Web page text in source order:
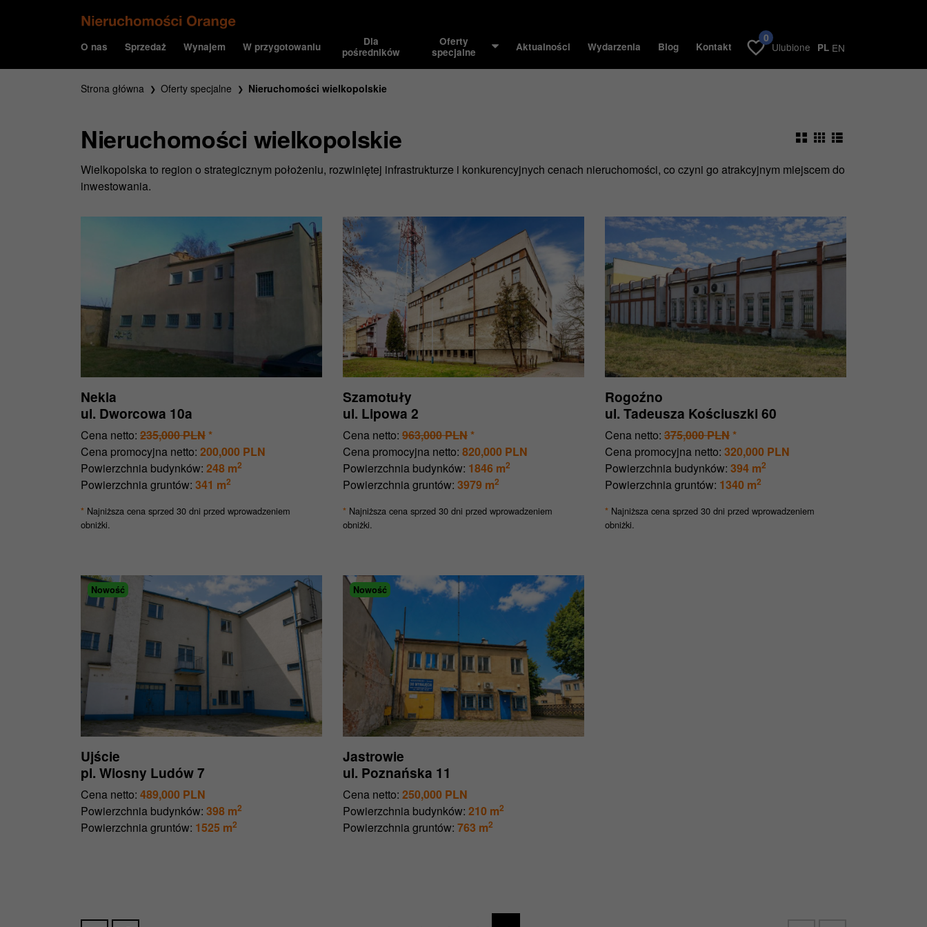
O nas Sprzedaż Wynajem W przygotowaniu
Dla
pośredników
Oferty
specjalne
Aktualności Wydarzenia Blog Kontakt
0
Ulubione PL EN
Strona główna Oferty specjalne Nieruchomości wielkopolskie
Nieruchomości wielkopolskie
Wielkopolska to region o strategicznym położeniu, rozwiniętej infrastrukturze i konkurencyjnych cenach nieruchomości, co czyni go atrakcyjnym miejscem do
inwestowania.
Nekla
ul. Dworcowa 10a
Cena netto: 235,000 PLN*
Cena promocyjna netto: 200,000 PLN
Powierzchnia budynków: 248 m2
Powierzchnia gruntów: 341 m2
* Najniższa cena sprzed 30 dni przed wprowadzeniem
obniżki.
Szamotuły
ul. Lipowa 2
Cena netto: 963,000 PLN*
Cena promocyjna netto: 820,000 PLN
Powierzchnia budynków: 1846 m2
Powierzchnia gruntów: 3979 m2
* Najniższa cena sprzed 30 dni przed wprowadzeniem
obniżki.
Rogoźno
ul. Tadeusza Kościuszki 60
Cena netto: 375,000 PLN*
Cena promocyjna netto: 320,000 PLN
Powierzchnia budynków: 394 m2
Powierzchnia gruntów: 1340 m2
* Najniższa cena sprzed 30 dni przed wprowadzeniem
obniżki.
Nowość
Ujście
pl. Wiosny Ludów 7
Cena netto: 489,000 PLN
Powierzchnia budynków: 398 m2
Powierzchnia gruntów: 1525 m2
Nowość
Jastrowie
ul. Poznańska 11
Cena netto: 250,000 PLN
Powierzchnia budynków: 210 m2
Powierzchnia gruntów: 763 m2